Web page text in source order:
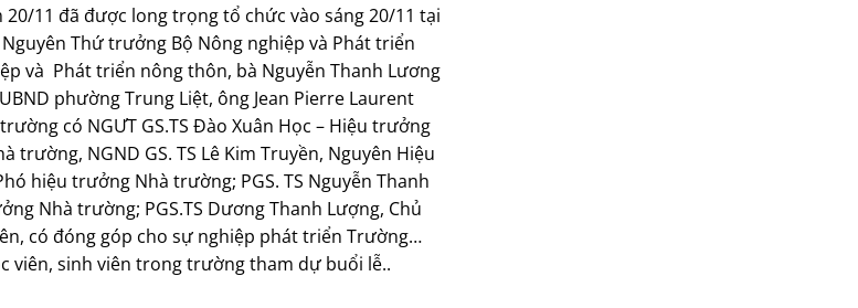
11 đã được long trọng tổ chức vào sáng 20/11 tại
Thứ trưởng Bộ Nông nghiệp và Phát triển
và Phát triển nông thôn, bà Nguyễn Thanh Lương
phường Trung Liệt, ông Jean Pierre Laurent
có NGƯT GS.TS Đào Xuân Học – Hiệu trưởng
trường, NGND GS. TS Lê Kim Truyền, Nguyên Hiệu
hiệu trưởng Nhà trường; PGS. TS Nguyễn Thanh
Nhà trường; PGS.TS Dương Thanh Lượng, Chủ
có đóng góp cho sự nghiệp phát triển Trường…
viên, sinh viên trong trường tham dự buổi lễ..